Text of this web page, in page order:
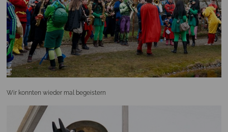
Wir konnten wieder mal begeistern